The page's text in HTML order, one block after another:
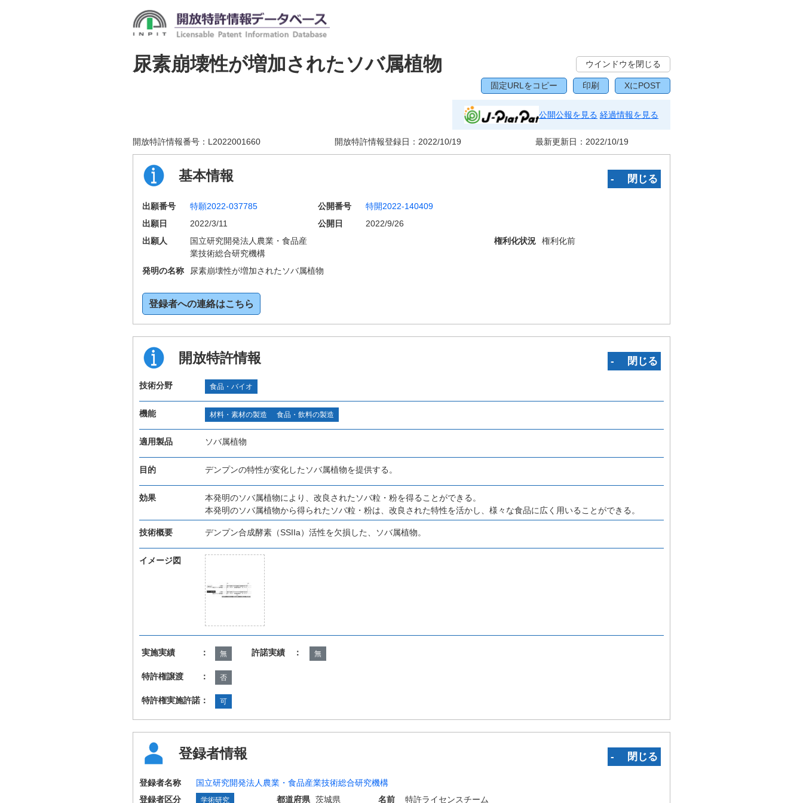
尿素崩壊性が増加されたソバ属植物 ウインドウを閉じる
固定URLをコピー 印刷 XにPOST
公開公報を見る 経過情報を見る
開放特許情報番号： L2022001660 開放特許情報登録日： 2022/10/19 最新更新日： 2022/10/19
基本情報 ‐ 閉じる
出願番号 特願2022-037785 公開番号
特開2022-140409
出願日
2022/3/11 公開日
2022/9/26
出願人
国立研究開発法人農業・食品産
業技術総合研究機構
権利化状況 権利化前
発明の名称 尿素崩壊性が増加されたソバ属植物
登録者への連絡はこちら
開放特許情報 ‐ 閉じる
技術分野 食品・バイオ
機能 材料・素材の製造 食品・飲料の製造
適用製品 ソバ属植物
目的 デンプンの特性が変化したソバ属植物を提供する。
効果
本発明のソバ属植物により、改良されたソバ粒・粉を得ることができる。
本発明のソバ属植物から得られたソバ粒・粉は、改良された特性を活かし、様々な食品に広く用いることができる。
技術概要 デンプン合成酵素（SSIIa）活性を欠損した、ソバ属植物。
イメージ図
実施実績 ： 無 許諾実績 ： 無
特許権譲渡 ： 否
特許権実施許諾： 可
登録者情報 ‐ 閉じる
登録者名称
国立研究開発法人農業・食品産業技術総合研究機構
登録者区分
学術研究 都道府県 茨城県 名前 特許ライセンスチーム